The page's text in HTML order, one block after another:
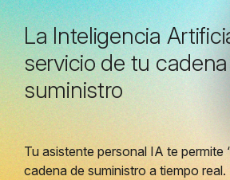
La Inteligencia
servicio de tu
suministro
Tu asistente personal IA te permite
cadena de suministro a tiempo real.